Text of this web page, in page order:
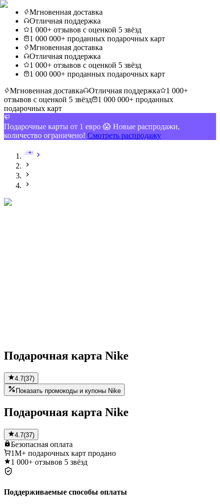
Мгновенная доставка
Отличная поддержка
1 000+ отзывов с оценкой 5 звёзд
1 000 000+ проданных подарочных карт
Мгновенная доставка
Отличная поддержка
1 000+ отзывов с оценкой 5 звёзд
1 000 000+ проданных подарочных карт
Мгновенная доставка
Отличная поддержка
1 000+
отзывов с оценкой 5 звёзд
1 000 000+ проданных
подарочных карт
Подарочные карты от 1 евро 😱 Новые распродажи,
количество ограничено! Смотреть распродажу
Подарочная карта Nike
4.7(37)
Показать промокоды и купоны Nike
Подарочная карта Nike
4.7(37)
Безопасная оплата
1M+ подарочных карт продано
1 000+ отзывов 5 звёзд
Поддерживаемые способы оплаты